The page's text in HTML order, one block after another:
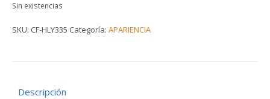
Sin existencias
SKU: CF-HLY335 Categoría: APARIENCIA
Descripción